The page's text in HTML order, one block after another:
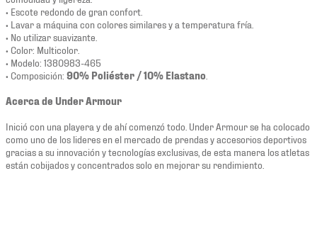
• Escote redondo de gran confort.
• Lavar a máquina con colores similares y a temperatura fría.
• No utilizar suavizante.
• Color: Multicolor.
• Modelo: 1380983-465
• Composición: 90% Poliéster / 10% Elastano
Acerca de Under Armour
Inició con una playera y de ahí comenzó todo. Under Armour se ha colocado
como uno de los lideres en el mercado de prendas y accesorios deportivos
gracias a su innovación y tecnologías exclusivas, de esta manera los atletas
están cobijados y concentrados solo en mejorar su rendimiento.